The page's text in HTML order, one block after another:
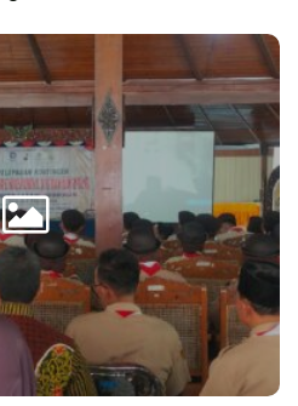
Kwarcab Bogor dalam
inti kegiatan ini adalah untuk
berita/informasi positif dari
ambalan, kwartir ranting maupun
citra buruk masyarakat
publikasi kegiatan
ataupun kwartir ranting
baik pada masyarakat,”